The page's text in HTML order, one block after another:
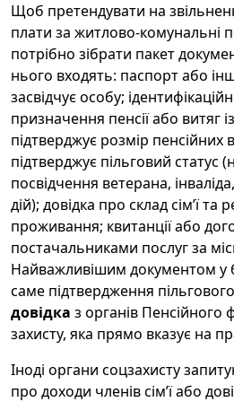
Щоб претендувати на
плати за житлово-комунальні
потрібно зібрати пакет
нього входять: паспорт або
засвідчує особу;
призначення пенсії або витяг
підтверджує розмір
підтверджує пільговий статус
посвідчення ветерана,
дій); довідка про склад сім’ї та
проживання; квитанції або
постачальниками послуг за
Найважливішим документом у
саме підтвердження
довідка з органів Пенсійного
захисту, яка прямо вказує на
Іноді органи соцзахисту
про доходи членів сім’ї або